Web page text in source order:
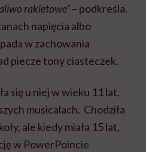
rakietowe”– podkreśla.
napięcia albo
w zachowania
piecze tony ciasteczek.
się u niej w wieku 11 lat,
musicalach. Chodziła
ale kiedy miała 15 lat,
w PowerPoincie